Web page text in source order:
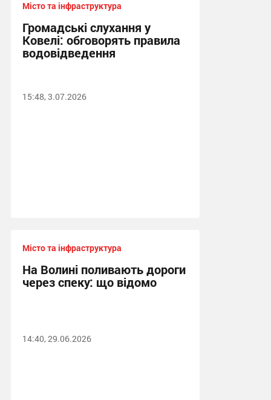
Місто та інфраструктура
Громадські слухання у
Ковелі: обговорять правила
водовідведення
15:48, 3.07.2026
Місто та інфраструктура
На Волині поливають дороги
через спеку: що відомо
14:40, 29.06.2026